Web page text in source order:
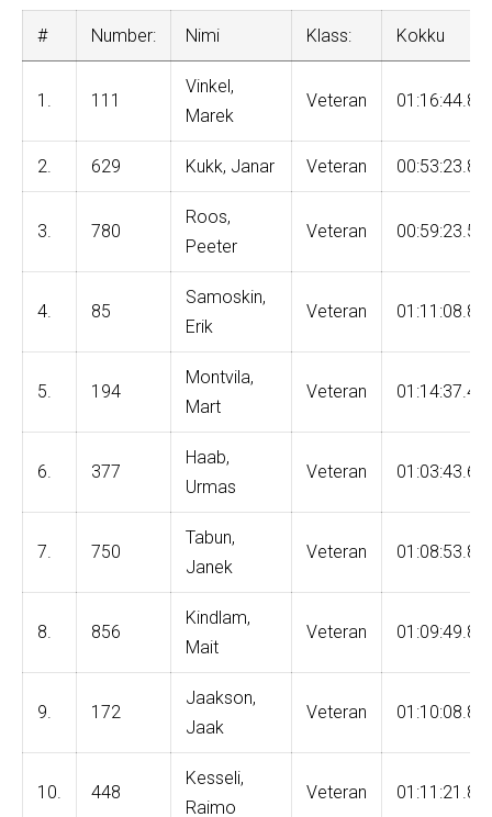
# Number: Nimi Klass: Kokku
1. 111
Vinkel,
Marek
Veteran
2. 629 Kukk, Janar Veteran
3. 780
Roos,
Peeter
Veteran
4. 85
Samoskin,
Erik
Veteran
5. 194
Montvila,
Mart
Veteran
6. 377
Haab,
Urmas
Veteran
7. 750
Tabun,
Janek
Veteran
8. 856
Kindlam,
Mait
Veteran
9. 172
Jaakson,
Jaak
Veteran
10. 448
Kesseli,
Raimo
Veteran